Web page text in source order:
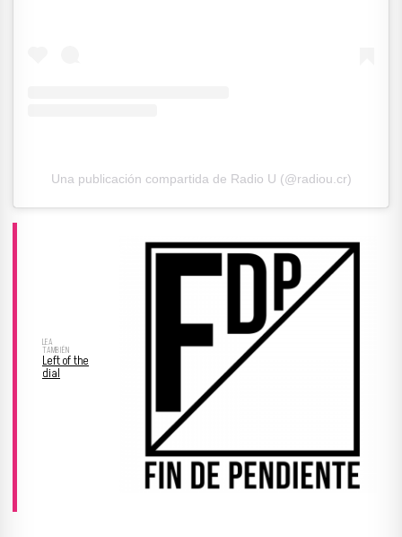
Una publicación compartida de Radio U (@radiou.cr)
Left of the
dial